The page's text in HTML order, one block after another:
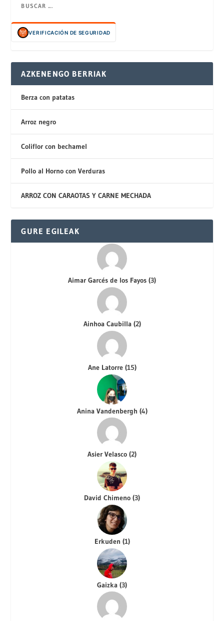
VERIFICACIÓN DE SEGURIDAD
AZKENENGO BERRIAK
Berza con patatas
Arroz negro
Coliflor con bechamel
Pollo al Horno con Verduras
ARROZ CON CARAOTAS Y CARNE MECHADA
GURE EGILEAK
Aimar Garcés de los Fayos (3)
Ainhoa Caubilla (2)
Ane Latorre (15)
Anina Vandenbergh (4)
Asier Velasco (2)
David Chimeno (3)
Erkuden (1)
Gaizka (3)